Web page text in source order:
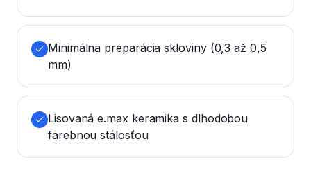
Minimálna preparácia skloviny (0,3 až 0,5
mm)
Lisovaná e.max keramika s dlhodobou
farebnou stálosťou